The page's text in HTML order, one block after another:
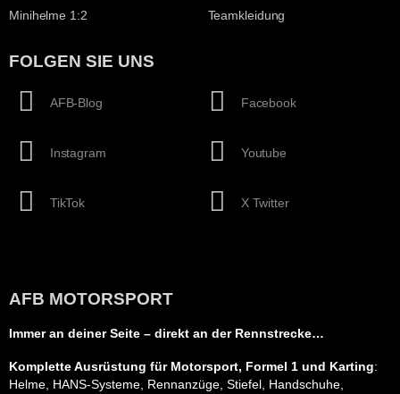
Minihelme 1:2 Teamkleidung
FOLGEN SIE UNS
AFB-Blog
Instagram
TikTok
Facebook
Youtube
X Twitter
AFB MOTORSPORT
Immer an deiner Seite – direkt an der Rennstrecke…
Komplette Ausrüstung für Motorsport, Formel 1 und Karting:
Helme, HANS-Systeme, Rennanzüge, Stiefel, Handschuhe,